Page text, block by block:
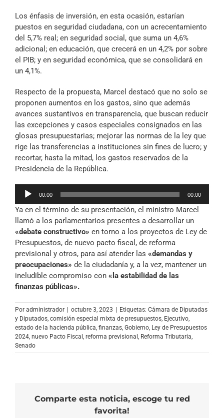
Los énfasis de inversión, en esta ocasión, estarían
puestos en seguridad ciudadana, con un acrecentamiento
del 5,7% real; en seguridad social, que suma un 4,6%
adicional; en educación, que crecerá en un 4,2% por sobre
el PIB; y en seguridad económica, que se consolidará en
un 4,1%.
Respecto de la propuesta, Marcel destacó que no solo se
proponen aumentos en los gastos, sino que además
avances sustantivos en transparencia, que buscan reducir
las excepciones y casos especiales consignados en las
glosas presupuestarias; mejorar las normas de la ley que
rige las transferencias a instituciones sin fines de lucro; y
recortar, hasta la mitad, los gastos reservados de la
Presidencia de la República.
Reproductor
audio
00:00 00:00
Ya en el término de su presentación, el ministro Marcel
llamó a los parlamentarios presentes a desarrollar un
«debate constructivo» en torno a los proyectos de Ley de
Presupuestos, de nuevo pacto fiscal, de reforma
previsional y otros, para así atender las «demandas y
preocupaciones» de la ciudadanía y, a la vez, mantener un
ineludible compromiso con «la estabilidad de las
finanzas públicas».
Por administrador octubre 3, 2023 Etiquetas: Cámara de Diputadas
y Diputados, comisión especial mixta de presupuestos, Ejecutivo,
estado de la hacienda pública, finanzas, Gobierno, Ley de Presupuestos
2024, nuevo Pacto Fiscal , reforma previsional , Reforma Tributaria,
Senado
Comparte esta noticia, escoge tu red
favorita!